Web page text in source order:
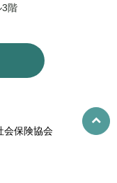
階
会保険協会